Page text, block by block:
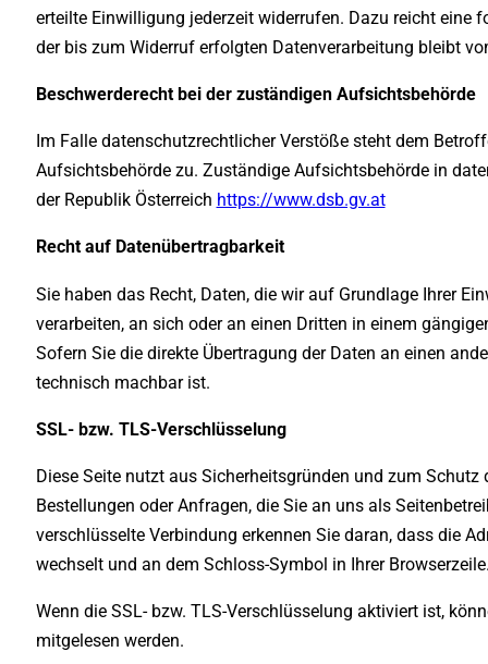
erteilte Einwilligung jederzeit widerrufen. Dazu reicht eine
der bis zum Widerruf erfolgten Datenverarbeitung bleibt
Beschwerderecht bei der zuständigen Aufsichtsbehörde
Im Falle datenschutzrechtlicher Verstöße steht dem
Aufsichtsbehörde zu. Zuständige Aufsichtsbehörde in
der Republik Österreich https://www.dsb.gv.at
Recht auf Datenübertragbarkeit
Sie haben das Recht, Daten, die wir auf Grundlage Ihrer
verarbeiten, an sich oder an einen Dritten in einem
Sofern Sie die direkte Übertragung der Daten an einen
technisch machbar ist.
SSL- bzw. TLS-Verschlüsselung
Diese Seite nutzt aus Sicherheitsgründen und zum
Bestellungen oder Anfragen, die Sie an uns als
verschlüsselte Verbindung erkennen Sie daran, dass die
wechselt und an dem Schloss-Symbol in Ihrer
Wenn die SSL- bzw. TLS-Verschlüsselung aktiviert ist,
mitgelesen werden.